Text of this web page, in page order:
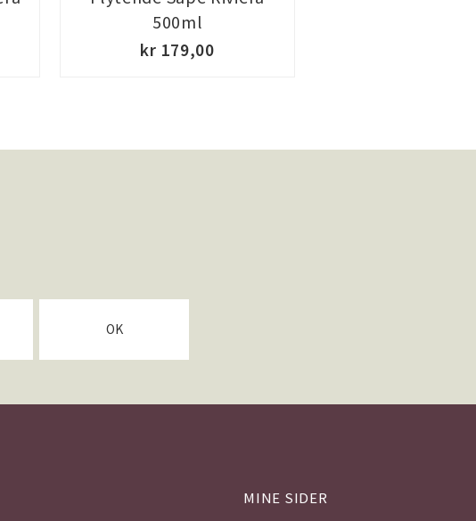
500ml
kr 179,00
OK
MINE SIDER